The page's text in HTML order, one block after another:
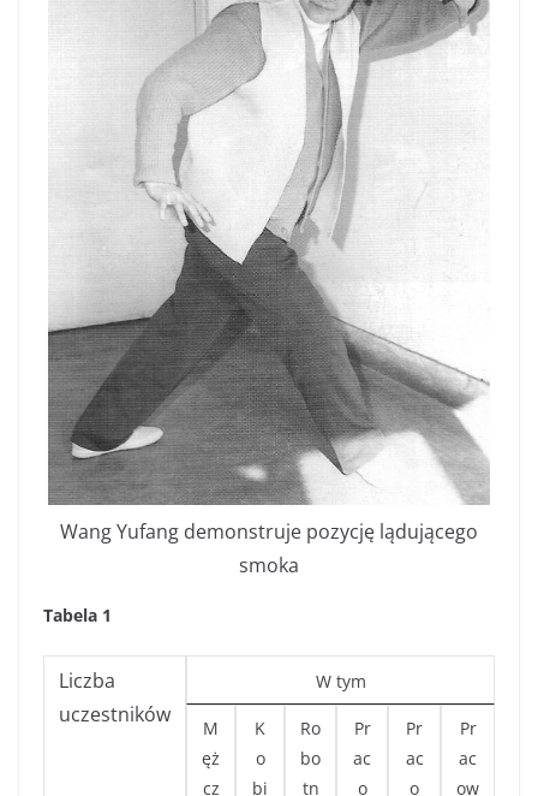
Wang Yufang demonstruje pozycję lądującego
smoka
Tabela 1
Liczba
uczestników
W tym
M
ęż
cz
K
o
bi
Ro
bo
tn
Pr
ac
o
Pr
ac
o
Pr
ac
ow